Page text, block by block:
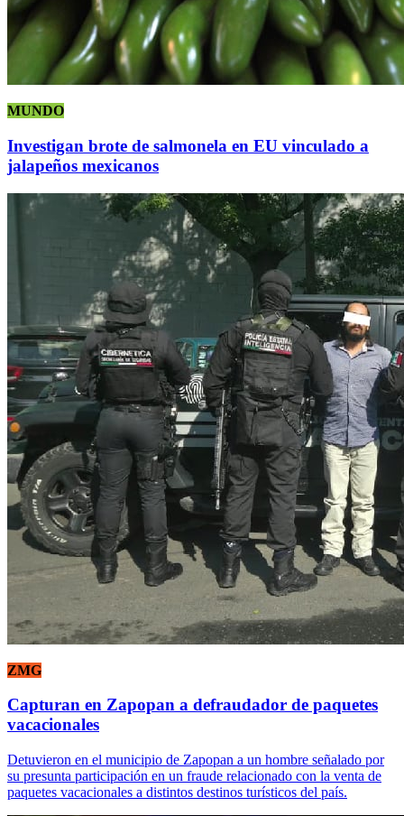
MUNDO
Investigan brote de salmonela en EU vinculado a
jalapeños mexicanos
ZMG
Capturan en Zapopan a defraudador de paquetes
vacacionales
Detuvieron en el municipio de Zapopan a un hombre señalado por
su presunta participación en un fraude relacionado con la venta de
paquetes vacacionales a distintos destinos turísticos del país.